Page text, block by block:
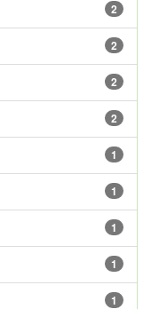
2
2
2
2
1
1
1
1
1